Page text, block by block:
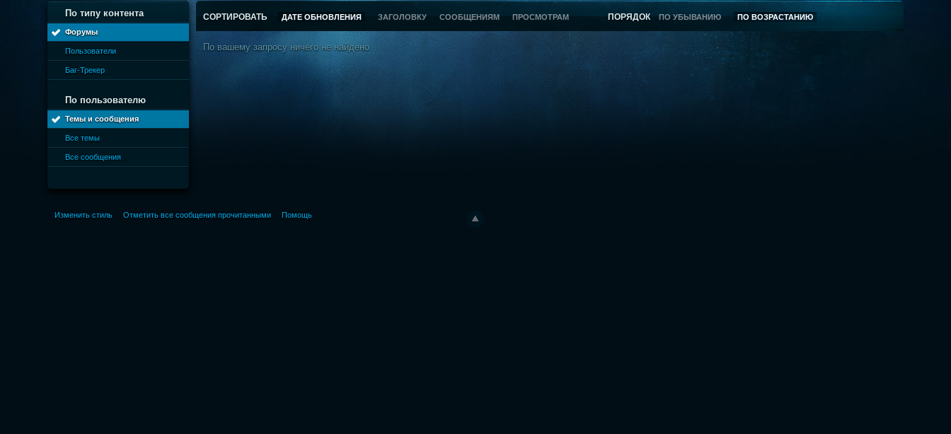
По типу контента
Форумы
Пользователи
Баг-Трекер
По пользователю
Темы и сообщения
Все темы
Все сообщения
СОРТИРОВАТЬ ДАТЕ ОБНОВЛЕНИЯ ЗАГОЛОВКУ СООБЩЕНИЯМ ПРОСМОТРАМ ПОРЯДОК ПО УБЫВАНИЮ ПО ВОЗРАСТАНИЮ
По вашему запросу ничего не найдено.
Изменить стиль Отметить все сообщения прочитанными Помощь